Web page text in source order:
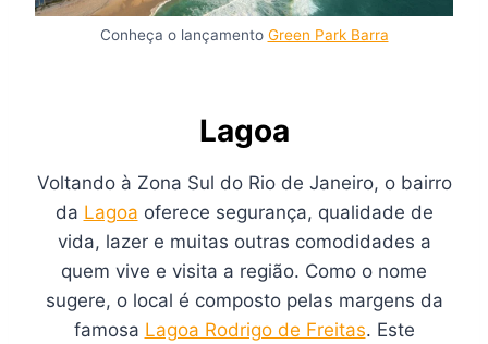
Conheça o lançamento Green Park Barra
Lagoa
Voltando à Zona Sul do Rio de Janeiro, o bairro
da Lagoa oferece segurança, qualidade de
vida, lazer e muitas outras comodidades a
quem vive e visita a região. Como o nome
sugere, o local é composto pelas margens da
famosa Lagoa Rodrigo de Freitas. Este